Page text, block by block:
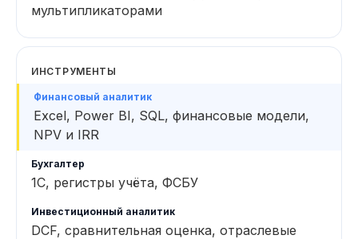
мультипликаторами
ИНСТРУМЕНТЫ
Excel, Power BI, SQL, финансовые модели,
NPV и IRR
1С, регистры учёта, ФСБУ
DCF, сравнительная оценка, отраслевые